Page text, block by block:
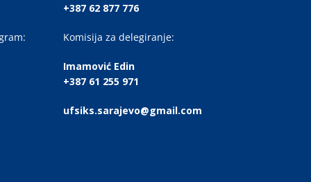
+387 62 877 776
Komisija za delegiranje:
Imamović Edin
+387 61 255 971
ufsiks.sarajevo@gmail.com